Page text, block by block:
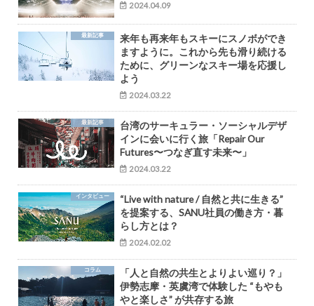
2024.04.09
最新記事
来年も再来年もスキーにスノボができ
ますように。これから先も滑り続ける
ために、グリーンなスキー場を応援し
よう
2024.03.22
最新記事
台湾のサーキュラー・ソーシャルデザ
インに会いに行く旅「Repair Our
Futures〜つなぎ直す未来〜」
2024.03.22
インタビュー
“Live with nature / 自然と共に生きる”
を提案する、SANU社員の働き方・暮
らし方とは？
2024.02.02
コラム
「人と自然の共生とよりよい巡り？」
伊勢志摩・英虞湾で体験した “もやも
やと楽しさ” が共存する旅